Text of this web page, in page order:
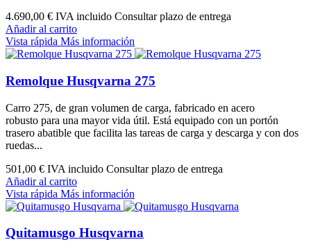
4.690,00 € IVA incluido Consultar plazo de entrega
Añadir al carrito
Vista rápida Más información
Remolque Husqvarna 275
Carro 275, de gran volumen de carga, fabricado en acero
robusto para una mayor vida útil. Está equipado con un portón
trasero abatible que facilita las tareas de carga y descarga y con dos
ruedas...
501,00 € IVA incluido Consultar plazo de entrega
Añadir al carrito
Vista rápida Más información
Quitamusgo Husqvarna